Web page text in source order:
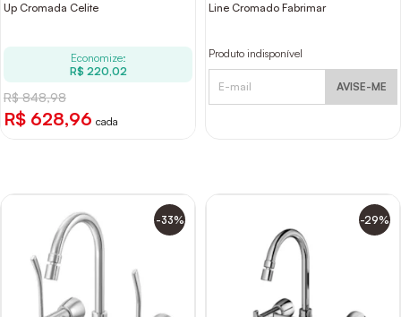
Up Cromada Celite
Economize:
R$ 220,02
R$ 848,98
R$ 628,96 cada
Line Cromado Fabrimar
Produto indisponível
AVISE-ME
-33% -29%